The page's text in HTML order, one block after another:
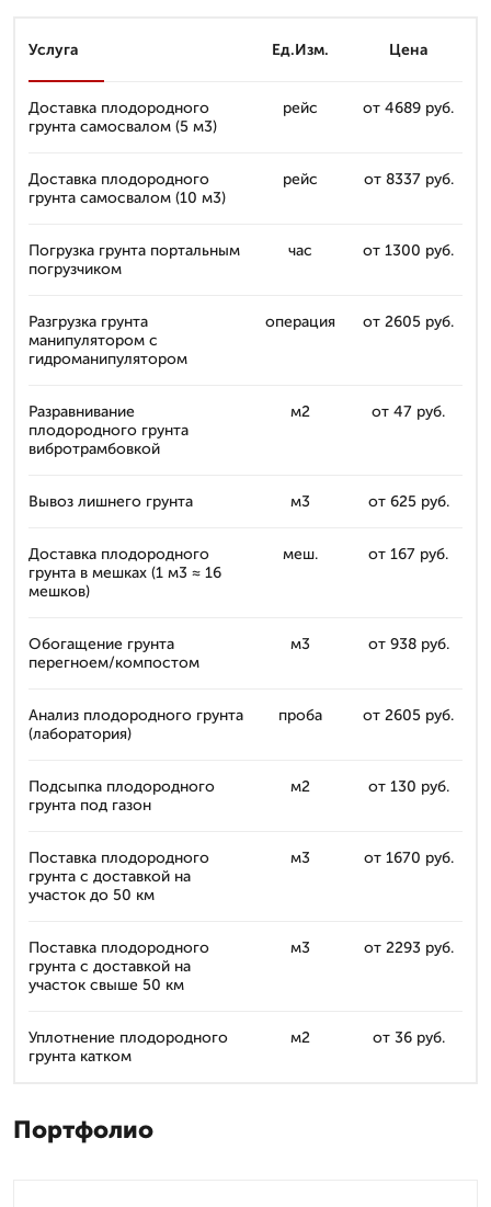
Услуга Ед.Изм. Цена
Доставка плодородного
грунта самосвалом (5 м3)
рейс от 4689 руб.
Доставка плодородного
грунта самосвалом (10 м3)
рейс от 8337 руб.
Погрузка грунта портальным
погрузчиком
час от 1300 руб.
Разгрузка грунта
манипулятором с
гидроманипулятором
операция от 2605 руб.
Разравнивание
плодородного грунта
вибротрамбовкой
м2 от 47 руб.
Вывоз лишнего грунта м3 от 625 руб.
Доставка плодородного
грунта в мешках (1 м3 ≈ 16
мешков)
меш. от 167 руб.
Обогащение грунта
перегноем/компостом
м3 от 938 руб.
Анализ плодородного грунта
(лаборатория)
проба от 2605 руб.
Подсыпка плодородного
грунта под газон
м2 от 130 руб.
Поставка плодородного
грунта с доставкой на
участок до 50 км
м3 от 1670 руб.
Поставка плодородного
грунта с доставкой на
участок свыше 50 км
м3 от 2293 руб.
Уплотнение плодородного
грунта катком
м2 от 36 руб.
Портфолио